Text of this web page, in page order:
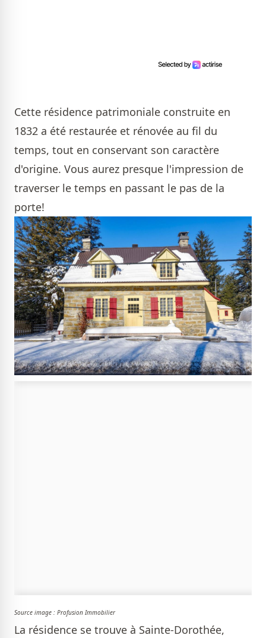
Cette résidence patrimoniale construite en
1832 a été restaurée et rénovée au fil du
temps, tout en conservant son caractère
d'origine. Vous aurez presque l'impression de
traverser le temps en passant le pas de la
porte!
Source image : Profusion Immobilier
La résidence se trouve à Sainte-Dorothée,